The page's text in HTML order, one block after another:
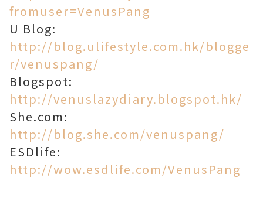
fromuser=VenusPang
U Blog:
http://blog.ulifestyle.com.hk/blogge
r/venuspang/
Blogspot:
http://venuslazydiary.blogspot.hk/
She.com:
http://blog.she.com/venuspang/
ESDlife:
http://wow.esdlife.com/VenusPang